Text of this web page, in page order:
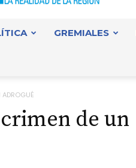
GREMIALES
ADROGUÉ
de un